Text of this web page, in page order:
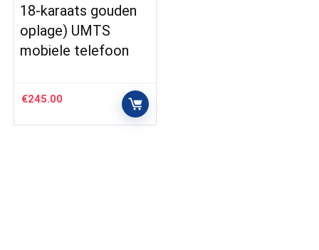
18-karaats gouden
oplage) UMTS
mobiele telefoon
€245.00